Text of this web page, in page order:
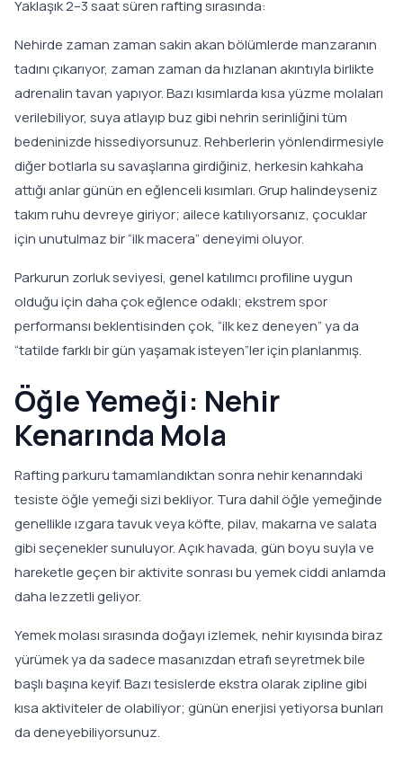
Yaklaşık 2–3 saat süren rafting sırasında:
Nehirde zaman zaman sakin akan bölümlerde manzaranın
tadını çıkarıyor, zaman zaman da hızlanan akıntıyla birlikte
adrenalin tavan yapıyor. Bazı kısımlarda kısa yüzme molaları
verilebiliyor, suya atlayıp buz gibi nehrin serinliğini tüm
bedeninizde hissediyorsunuz. Rehberlerin yönlendirmesiyle
diğer botlarla su savaşlarına girdiğiniz, herkesin kahkaha
attığı anlar günün en eğlenceli kısımları. Grup halindeyseniz
takım ruhu devreye giriyor; ailece katılıyorsanız, çocuklar
için unutulmaz bir “ilk macera” deneyimi oluyor.
Parkurun zorluk seviyesi, genel katılımcı profiline uygun
olduğu için daha çok eğlence odaklı; ekstrem spor
performansı beklentisinden çok, “ilk kez deneyen” ya da
“tatilde farklı bir gün yaşamak isteyen”ler için planlanmış.
Öğle Yemeği: Nehir
Kenarında Mola
Rafting parkuru tamamlandıktan sonra nehir kenarındaki
tesiste öğle yemeği sizi bekliyor. Tura dahil öğle yemeğinde
genellikle ızgara tavuk veya köfte, pilav, makarna ve salata
gibi seçenekler sunuluyor. Açık havada, gün boyu suyla ve
hareketle geçen bir aktivite sonrası bu yemek ciddi anlamda
daha lezzetli geliyor.
Yemek molası sırasında doğayı izlemek, nehir kıyısında biraz
yürümek ya da sadece masanızdan etrafı seyretmek bile
başlı başına keyif. Bazı tesislerde ekstra olarak zipline gibi
kısa aktiviteler de olabiliyor; günün enerjisi yetiyorsa bunları
da deneyebiliyorsunuz.